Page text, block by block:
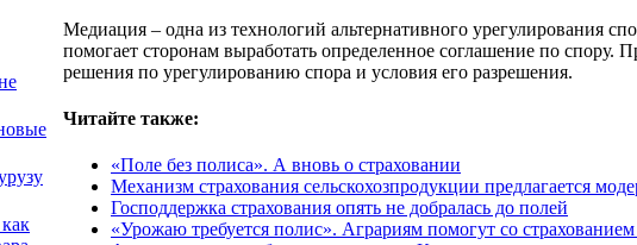
Медиация – одна из технологий альтернативного урегулирования
помогает сторонам выработать определенное соглашение по
решения по урегулированию спора и условия его разрешения.
Читайте также:
«Поле без полиса». А вновь о страховании
Механизм страхования сельскохозпродукции предлагается
Господдержка страхования опять не добралась до полей
«Урожаю требуется полис». Аграриям помогут со страхованием